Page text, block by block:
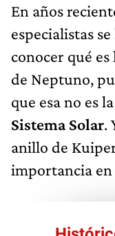
En años
especialistas
conocer qué es
de Neptuno,
que esa no es
Sistema Solar.
anillo de
importancia